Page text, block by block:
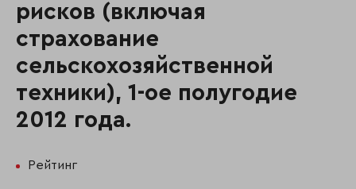
рисков (включая
страхование
сельскохозяйственной
техники), 1-ое полугодие
2012 года.
Рейтинг